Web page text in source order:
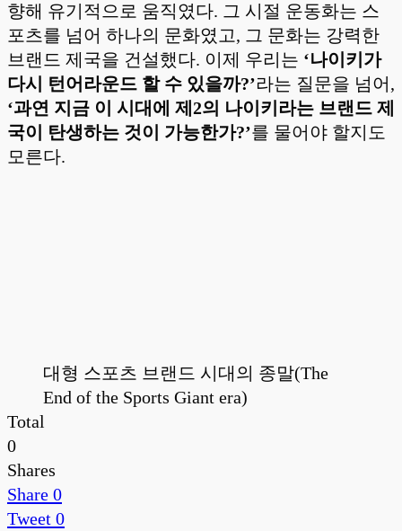
향해 유기적으로 움직였다. 그 시절 운동화는 스
포츠를 넘어 하나의 문화였고, 그 문화는 강력한
브랜드 제국을 건설했다. 이제 우리는 ‘나이키가
다시 턴어라운드 할 수 있을까?’라는 질문을 넘어,
‘과연 지금 이 시대에 제2의 나이키라는 브랜드 제
국이 탄생하는 것이 가능한가?’를 물어야 할지도
모른다.
대형 스포츠 브랜드 시대의 종말(The
End of the Sports Giant era)
Total
0
Shares
Share 0
Tweet 0